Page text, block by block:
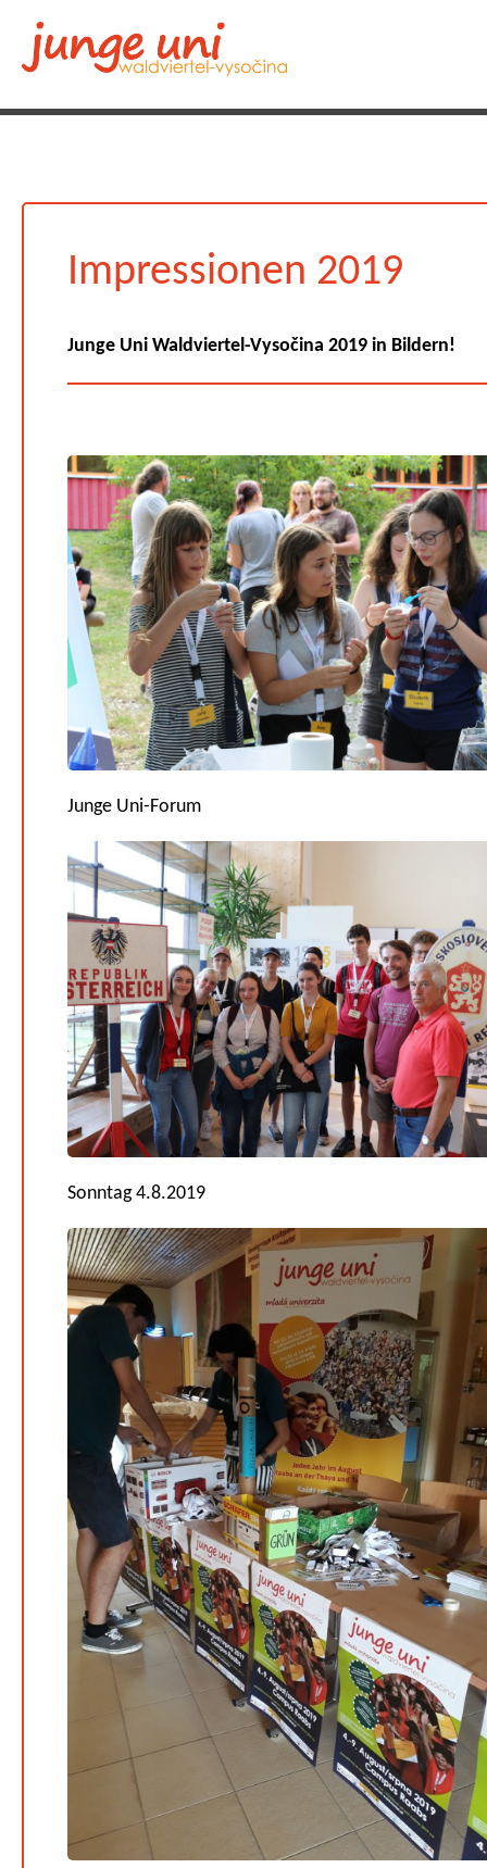
Impressionen 2019
Junge Uni Waldviertel-Vysočina 2019 in Bildern!
Junge Uni-Forum
Sonntag 4.8.2019